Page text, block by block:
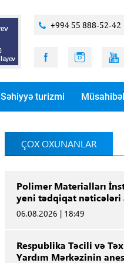
+994 55 888-52-42
Səhiyyə turizmi
ÇOX OXUNANLAR
Polimer Materialları
yeni tədqiqat nəticələri
06.08.2026 | 18:49
Respublika Təcili və
Yardım Mərkəzinin